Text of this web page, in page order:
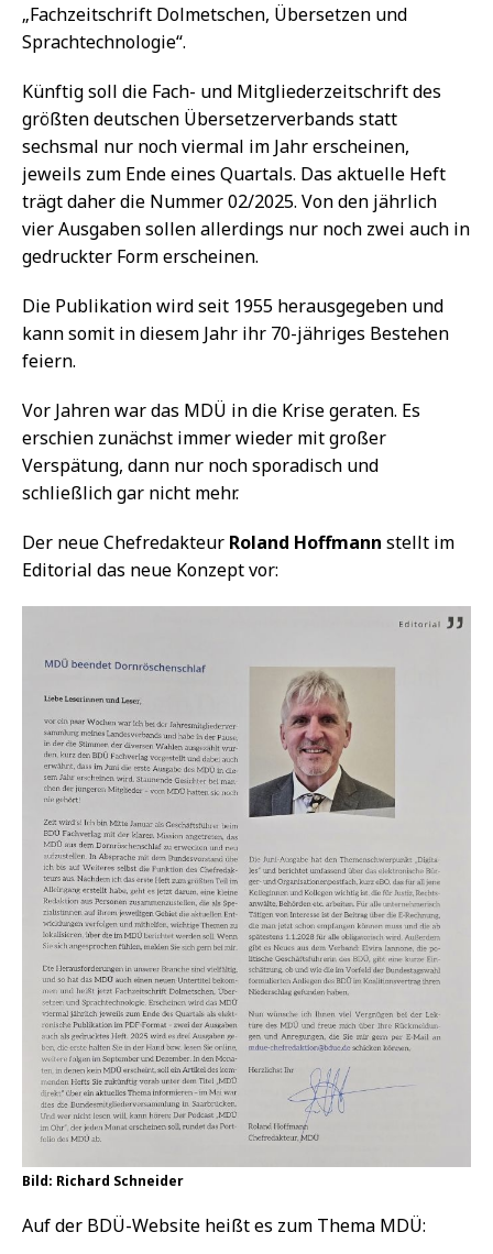
„Fachzeitschrift Dolmetschen, Übersetzen und
Sprachtechnologie“.
Künftig soll die Fach- und Mitgliederzeitschrift des
größten deutschen Übersetzerverbands statt
sechsmal nur noch viermal im Jahr erscheinen,
jeweils zum Ende eines Quartals. Das aktuelle Heft
trägt daher die Nummer 02/2025. Von den jährlich
vier Ausgaben sollen allerdings nur noch zwei auch in
gedruckter Form erscheinen.
Die Publikation wird seit 1955 herausgegeben und
kann somit in diesem Jahr ihr 70-jähriges Bestehen
feiern.
Vor Jahren war das MDÜ in die Krise geraten. Es
erschien zunächst immer wieder mit großer
Verspätung, dann nur noch sporadisch und
schließlich gar nicht mehr.
Der neue Chefredakteur Roland Hoffmann stellt im
Editorial das neue Konzept vor:
Bild: Richard Schneider
Auf der BDÜ-Website heißt es zum Thema MDÜ: